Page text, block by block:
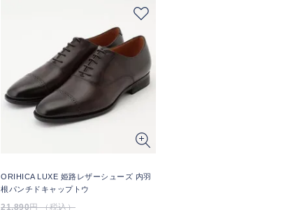
ORIHICA LUXE 姫路レザーシューズ 内羽
根パンチドキャップトウ
21,890円 （税込）